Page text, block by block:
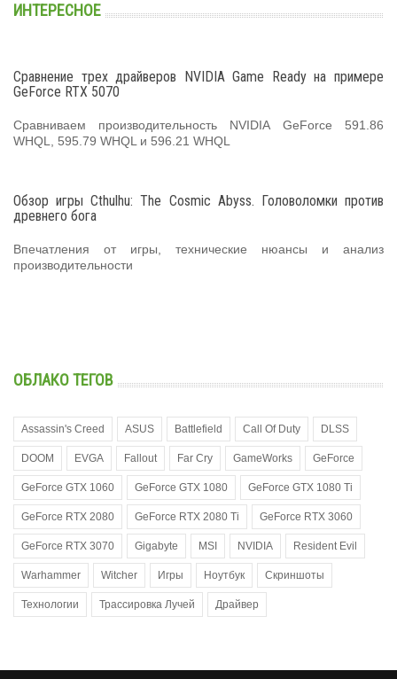
ИНТЕРЕСНОЕ
Сравнение трех драйверов NVIDIA Game Ready на примере
GeForce RTX 5070
Сравниваем производительность NVIDIA GeForce 591.86
WHQL, 595.79 WHQL и 596.21 WHQL
Обзор игры Cthulhu: The Cosmic Abyss. Головоломки против
древнего бога
Впечатления от игры, технические нюансы и анализ
производительности
ОБЛАКО ТЕГОВ
Assassin's Creed ASUS Battlefield Call Of Duty DLSS
DOOM EVGA Fallout Far Cry GameWorks GeForce
GeForce GTX 1060 GeForce GTX 1080 GeForce GTX 1080 Ti
GeForce RTX 2080 GeForce RTX 2080 Ti GeForce RTX 3060
GeForce RTX 3070 Gigabyte MSI NVIDIA Resident Evil
Warhammer Witcher Игры Ноутбук Скриншоты
Технологии Трассировка Лучей Драйвер